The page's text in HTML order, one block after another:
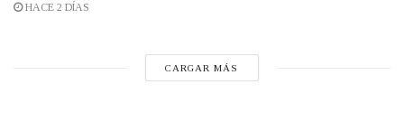
HACE 2 DÍAS
CARGAR MÁS